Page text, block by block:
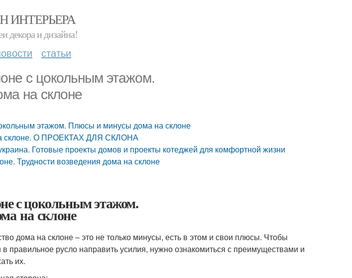
ИНТЕРЬЕРА
декора и дизайна!
статьи
с цокольным этажом.
на склоне
этажом. Плюсы и минусы дома на склоне
склоне. О ПРОЕКТАХ ДЛЯ СКЛОНА
Готовые проекты домов и проекты котеджей для комфортной жизни
Трудности возведения дома на склоне
с цокольным этажом.
на склоне
дома на склоне – это не только минусы, есть в этом и свои плюсы. Чтобы
в правильное русло направить усилия, нужно ознакомиться с преимуществами и
их.